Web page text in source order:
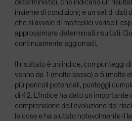
deterministici, che indicano un
insieme di condizioni; e un set di dati
che si avvale di molteplici variabili
approssimare determinati risultati.
continuamente aggiornati.
Il risultato è un indice, con punteggi
vanno da 1 (molto basso) a 5 (molto
più pericoli potenziali, punteggi
di 42. L'indice ha dato un importante
comprensione dell'evoluzione dei
le cose e ha aiutato notevolmente il